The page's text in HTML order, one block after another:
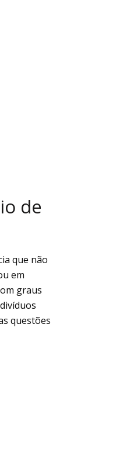
de
que não
em
graus
questões